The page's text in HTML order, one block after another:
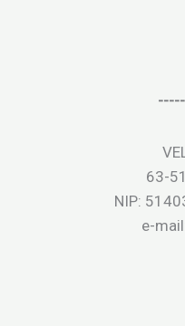
63-
NIP:
e-